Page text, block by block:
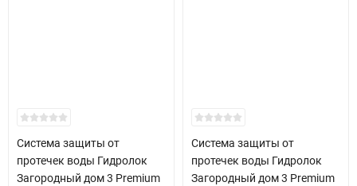
Система защиты от
протечек воды Гидролок
Загородный дом 3 Premium
Система защиты от
протечек воды Гидролок
Загородный дом 3 Premium